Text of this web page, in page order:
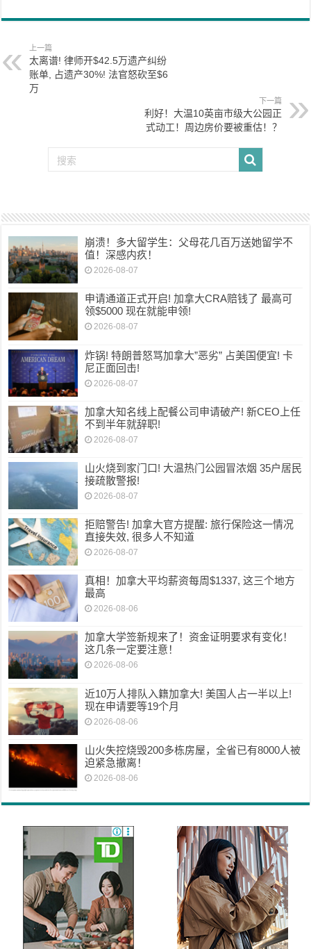
上一篇
太离谱! 律师开$42.5万遗产纠纷
账单, 占遗产30%! 法官怒砍至$6
万
下一篇
利好！大温10英亩市级大公园正
式动工！周边房价要被重估！？
崩溃！多大留学生：父母花几百万送她留学不
值！深感内疚！
2026-08-07
申请通道正式开启! 加拿大CRA赔钱了 最高可
领$5000 现在就能申领!
2026-08-07
炸锅! 特朗普怒骂加拿大”恶劣” 占美国便宜! 卡
尼正面回击!
2026-08-07
加拿大知名线上配餐公司申请破产! 新CEO上任
不到半年就辞职!
2026-08-07
山火烧到家门口! 大温热门公园冒浓烟 35户居民
接疏散警报!
2026-08-07
拒赔警告! 加拿大官方提醒: 旅行保险这一情况
直接失效, 很多人不知道
2026-08-07
真相！加拿大平均薪资每周$1337, 这三个地方
最高
2026-08-06
加拿大学签新规来了！资金证明要求有变化！
这几条一定要注意！
2026-08-06
近10万人排队入籍加拿大! 美国人占一半以上!
现在申请要等19个月
2026-08-06
山火失控烧毁200多栋房屋，全省已有8000人被
迫紧急撤离！
2026-08-06